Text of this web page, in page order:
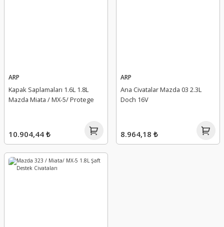
ARP
Kapak Saplamaları 1.6L 1.8L
Mazda Miata / MX-5/ Protege
10.904,44 ₺
ARP
Ana Civatalar Mazda 03 2.3L
Doch 16V
8.964,18 ₺